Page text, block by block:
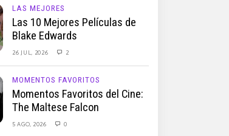
LAS MEJORES
Las 10 Mejores Películas de
Blake Edwards
26 JUL, 2026 2
MOMENTOS FAVORITOS
Momentos Favoritos del Cine:
The Maltese Falcon
5 AGO, 2026 0